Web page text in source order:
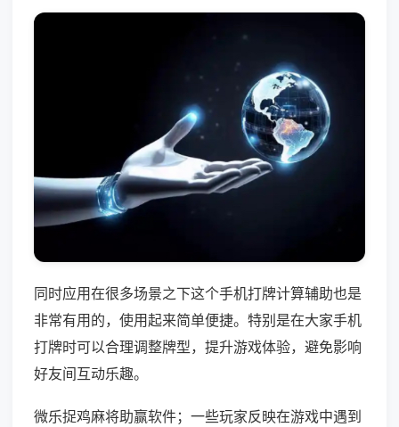
同时应用在很多场景之下这个手机打牌计算辅助也是
非常有用的，使用起来简单便捷。特别是在大家手机
打牌时可以合理调整牌型，提升游戏体验，避免影响
好友间互动乐趣。
微乐捉鸡麻将助赢软件；一些玩家反映在游戏中遇到